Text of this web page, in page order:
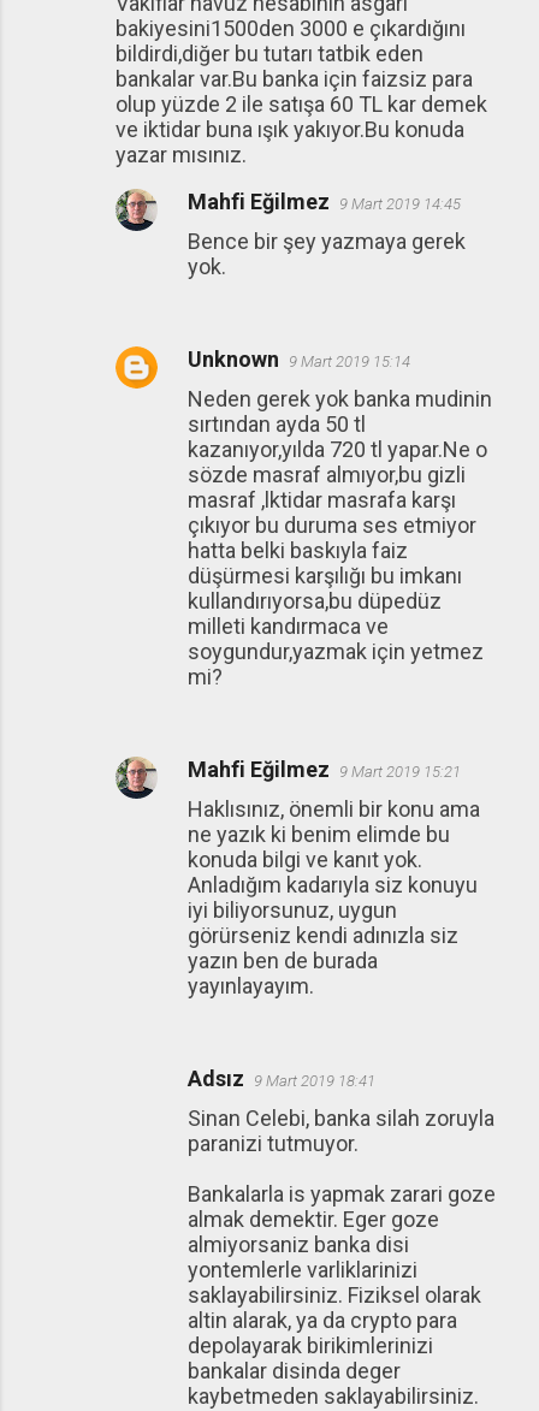
bakiyesini1500den 3000 e çıkardığını
bildirdi,diğer bu tutarı tatbik eden
bankalar var.Bu banka için faizsiz para
olup yüzde 2 ile satışa 60 TL kar demek
ve iktidar buna ışık yakıyor.Bu konuda
yazar mısınız.
Mahfi Eğilmez 9 Mart 2019 14:45
Bence bir şey yazmaya gerek
yok.
Unknown 9 Mart 2019 15:14
Neden gerek yok banka mudinin
sırtından ayda 50 tl
kazanıyor,yılda 720 tl yapar.Ne o
sözde masraf almıyor,bu gizli
masraf ,lktidar masrafa karşı
çıkıyor bu duruma ses etmiyor
hatta belki baskıyla faiz
düşürmesi karşılığı bu imkanı
kullandırıyorsa,bu düpedüz
milleti kandırmaca ve
soygundur,yazmak için yetmez
mi?
Mahfi Eğilmez 9 Mart 2019 15:21
Haklısınız, önemli bir konu ama
ne yazık ki benim elimde bu
konuda bilgi ve kanıt yok.
Anladığım kadarıyla siz konuyu
iyi biliyorsunuz, uygun
görürseniz kendi adınızla siz
yazın ben de burada
yayınlayayım.
Adsız 9 Mart 2019 18:41
Sinan Celebi, banka silah zoruyla
paranizi tutmuyor.
Bankalarla is yapmak zarari goze
almak demektir. Eger goze
almiyorsaniz banka disi
yontemlerle varliklarinizi
saklayabilirsiniz. Fiziksel olarak
altin alarak, ya da crypto para
depolayarak birikimlerinizi
bankalar disinda deger
kaybetmeden saklayabilirsiniz.